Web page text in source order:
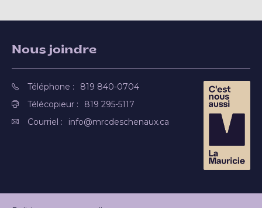
Nous joindre
Téléphone :
819 840-0704
Télécopieur :
819 295-5117
Courriel :
info@mrcdeschenaux.ca